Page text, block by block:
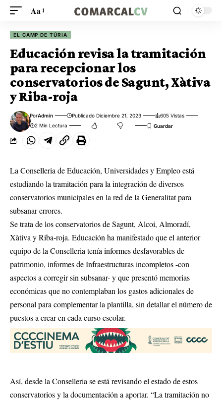
Aa
EL CAMP DE TÚRIA
Educación revisa la tramitación
para recepcionar los
conservatorios de Sagunt, Xàtiva
y Riba-roja
PorAdmin Publicado Diciembre 21, 2023
605 Vistas
2 Min Lectura
La Conselleria de Educación, Universidades y Empleo está
estudiando la tramitación para la integración de diversos
conservatorios municipales en la red de la Generalitat para
subsanar errores.
Se trata de los conservatorios de Sagunt, Alcoi, Almoradí,
Xàtiva y Riba-roja. Educación ha manifestado que el anterior
equipo de la Conselleria tenía informes desfavorables de
patrimonio, informes de Infraestructuras incompletos -con
aspectos a corregir sin subsanar- y que presentó memorias
económicas que no contemplaban los gastos adicionales de
personal para complementar la plantilla, sin detallar el número de
puestos a crear en cada curso escolar.
Así, desde la Conselleria se está revisando el estado de estos
conservatorios y la documentación a aportar. “La tramitación no